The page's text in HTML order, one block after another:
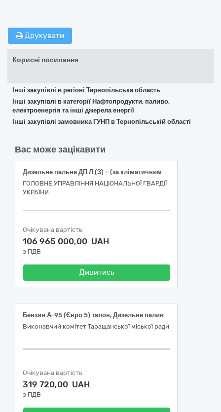
Друкувати
Корисні посилання
Інші закупівлі в регіоні Тернопільська область
Інші закупівлі в категорії Нафтопродукти, паливо,
електроенергія та інші джерела енергії
Інші закупівлі замовника ГУНП в Тернопільській області
Вас може зацікавити
Дизельне пальне ДП Л (З) – (за кліматичним використанням по сезону) Євро 5 - В0 в талонах
ГОЛОВНЕ УПРАВЛІННЯ НАЦІОНАЛЬНОЇ ГВАРДІЇ
УКРАЇНИ
Очікувана вартість
106 965 000,00 UAH
з ПДВ
Дивитись
Бензин А-95 (Євро 5) талон, Дизельне паливо (Євро 5) талон за кодом Єдиного закупівельного словника ДК 021:2015 – 09130000 – 9 Нафта і дистиляти
Виконавчий комітет Таращанської міської ради
Очікувана вартість
319 720,00 UAH
з ПДВ